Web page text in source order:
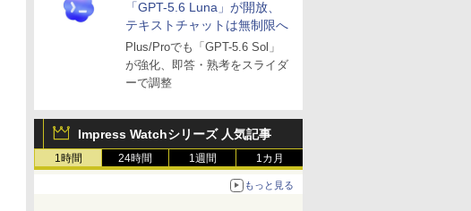
「GPT-5.6 Luna」が開放、
テキストチャットは無制限へ
Plus/Proでも「GPT-5.6 Sol」
が強化、即答・熟考をスライダ
ーで調整
Impress Watchシリーズ 人気記事
1時間 24時間 1週間 1カ月
もっと見る